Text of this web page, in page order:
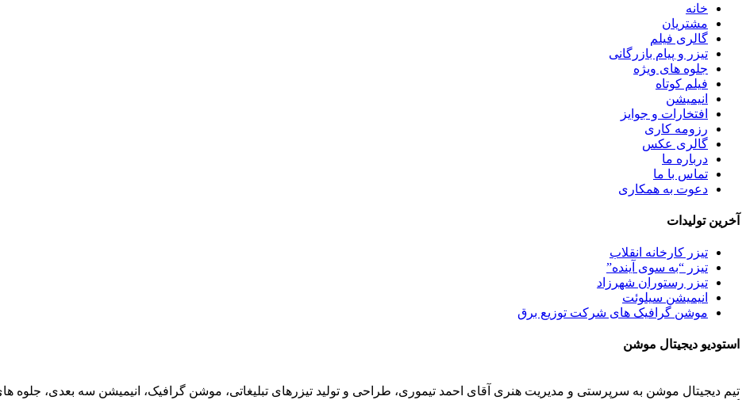
خانه
مشتریان
گالری فیلم
تیزر و پیام بازرگانی
جلوه های ویژه
فیلم کوتاه
انیمیشن
افتخارات و جوایز
رزومه کاری
گالری عکس
درباره ما
تماس با ما
دعوت به همکاری
آخرین تولیدات
تیزر کارخانه انقلاب
تیزر “به سوی آینده”
تیزر رستوران شهرزاد
انیمیشن سیلوئت
موشن گرافیک های شرکت توزیع برق
استودیو دیجیتال موشن
تیم دیجیتال موشن به سرپرستی و مدیریت هنری آقای احمد تیموری، طراحی و تولید تیزرهای تبلیغاتی، موشن گرافیک، انیمیشن سه بعدی، جلوه